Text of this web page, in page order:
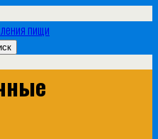
пищи